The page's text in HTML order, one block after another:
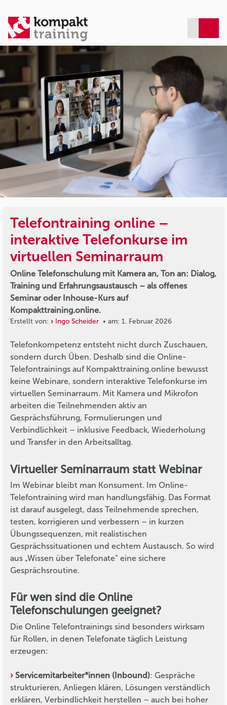
Telefontraining online –
interaktive Telefonkurse im
virtuellen Seminarraum
Online Telefonschulung mit Kamera an, Ton an: Dialog,
Training und Erfahrungsaustausch – als offenes
Seminar oder Inhouse-Kurs auf
Kompakttraining.online.
Erstellt von: Ingo Scheider • am: 1. Februar 2026
Telefonkompetenz entsteht nicht durch Zuschauen,
sondern durch Üben. Deshalb sind die Online-
Telefontrainings auf Kompakttraining.online bewusst
keine Webinare, sondern interaktive Telefonkurse im
virtuellen Seminarraum. Mit Kamera und Mikrofon
arbeiten die Teilnehmenden aktiv an
Gesprächsführung, Formulierungen und
Verbindlichkeit – inklusive Feedback, Wiederholung
und Transfer in den Arbeitsalltag.
Virtueller Seminarraum statt Webinar
Im Webinar bleibt man Konsument. Im Online-
Telefontraining wird man handlungsfähig. Das Format
ist darauf ausgelegt, dass Teilnehmende sprechen,
testen, korrigieren und verbessern – in kurzen
Übungssequenzen, mit realistischen
Gesprächssituationen und echtem Austausch. So wird
aus „Wissen über Telefonate“ eine sichere
Gesprächsroutine.
Für wen sind die Online
Telefonschulungen geeignet?
Die Online Telefontrainings sind besonders wirksam
für Rollen, in denen Telefonate täglich Leistung
erzeugen:
Servicemitarbeiter*innen (Inbound): Gespräche
strukturieren, Anliegen klären, Lösungen verständlich
erklären, Verbindlichkeit herstellen – auch bei hoher